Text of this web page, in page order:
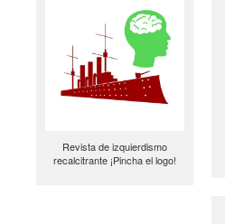
Revista de izquierdismo
recalcitrante ¡Pincha el logo!